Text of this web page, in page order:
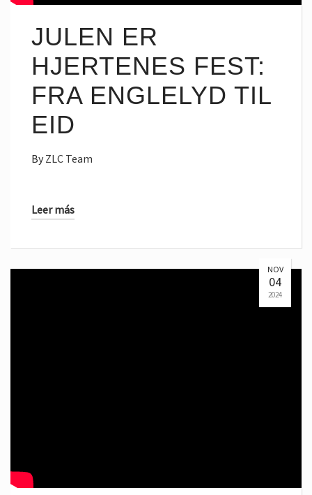
JULEN ER
HJERTENES FEST:
FRA ENGLELYD TIL
EID
ByZLC Team
Leer más
NOV
04
2024